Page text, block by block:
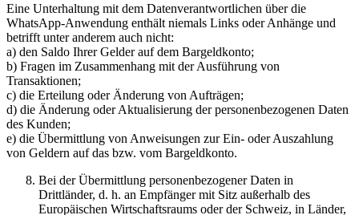
Eine Unterhaltung mit dem Datenverantwortlichen über die
WhatsApp-Anwendung enthält niemals Links oder Anhänge und
betrifft unter anderem auch nicht:
a) den Saldo Ihrer Gelder auf dem Bargeldkonto;
b) Fragen im Zusammenhang mit der Ausführung von
Transaktionen;
c) die Erteilung oder Änderung von Aufträgen;
d) die Änderung oder Aktualisierung der personenbezogenen Daten
des Kunden;
e) die Übermittlung von Anweisungen zur Ein- oder Auszahlung
von Geldern auf das bzw. vom Bargeldkonto.
Bei der Übermittlung personenbezogener Daten in
Drittländer, d. h. an Empfänger mit Sitz außerhalb des
Europäischen Wirtschaftsraums oder der Schweiz, in Länder,